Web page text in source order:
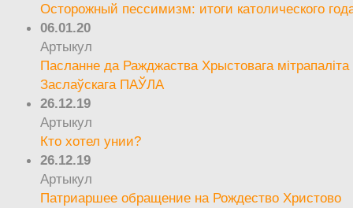
Осторожный пессимизм: итоги католического
06.01.20
Артыкул
Пасланне да Ражджаства Хрыстовага мітрапаліта
Заслаўскага ПАЎЛА
26.12.19
Артыкул
Кто хотел унии?
26.12.19
Артыкул
Патриаршее обращение на Рождество Христово